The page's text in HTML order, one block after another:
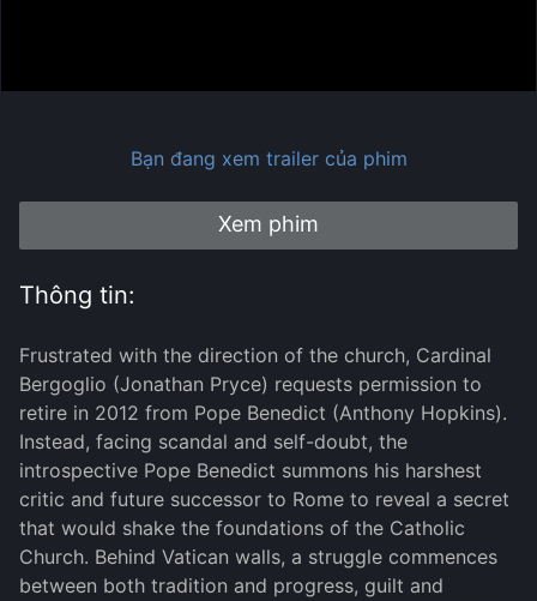
Bạn đang xem trailer của phim
Xem phim
Thông tin:
Frustrated with the direction of the church, Cardinal
Bergoglio (Jonathan Pryce) requests permission to
retire in 2012 from Pope Benedict (Anthony Hopkins).
Instead, facing scandal and self-doubt, the
introspective Pope Benedict summons his harshest
critic and future successor to Rome to reveal a secret
that would shake the foundations of the Catholic
Church. Behind Vatican walls, a struggle commences
between both tradition and progress, guilt and